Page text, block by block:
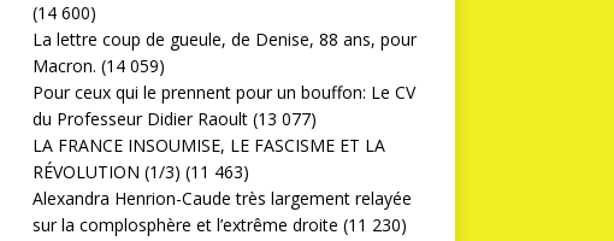
(14 600)
La lettre coup de gueule, de Denise, 88 ans, pour
Macron. (14 059)
Pour ceux qui le prennent pour un bouffon: Le CV
du Professeur Didier Raoult (13 077)
LA FRANCE INSOUMISE, LE FASCISME ET LA
RÉVOLUTION (1/3) (11 463)
Alexandra Henrion-Caude très largement relayée
sur la complosphère et l’extrême droite (11 230)